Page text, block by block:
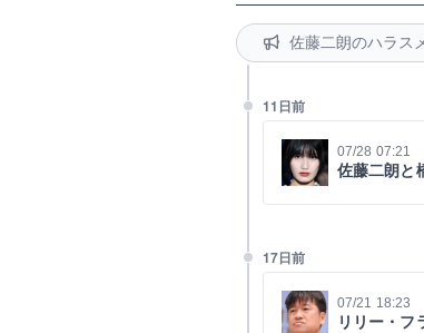
佐藤二朗のハラス
11日前
07/28 07:21
佐藤二朗と
17日前
07/21 18:23
リリー・フ